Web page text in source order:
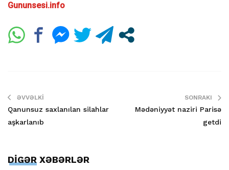
Gununsesi.info
ƏVVƏLKI
Qanunsuz saxlanılan silahlar
aşkarlanıb
SONRAKI
Mədəniyyət naziri Parisə
getdi
DİGƏR XƏBƏRLƏR